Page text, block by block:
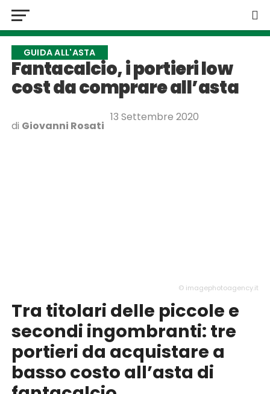
GUIDA ALL'ASTA
Fantacalcio, i portieri low
cost da comprare all’asta
di Giovanni Rosati
13 Settembre 2020
© imagephotoagency.it
Tra titolari delle piccole e
secondi ingombranti: tre
portieri da acquistare a
basso costo all’asta di